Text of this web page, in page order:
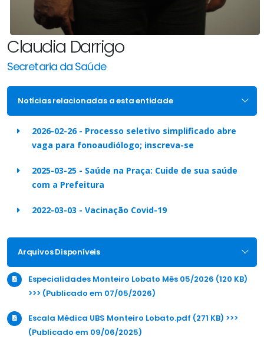
Claudia Darrigo
Secretaria da Saúde
Notícias relacionadas a esta entidade
2026-02-26 - Processo seletivo simplificado abre
vaga para fonoaudiólogo; inscreva-se
2025-03-25 - Saúde na Praça: Cuide de sua saúde
com a Prefeitura
2022-03-03 - Vacinação Covid-19
Arquivos Disponíveis
Especialidades Monteiro Lobato Mês 05/2026 (120 KB)
>>> (Publicado em 07/05/2026)
Escala Médica UBS Monteiro Lobato.pdf (271 KB) >>>
(Publicado em 09/06/2025)